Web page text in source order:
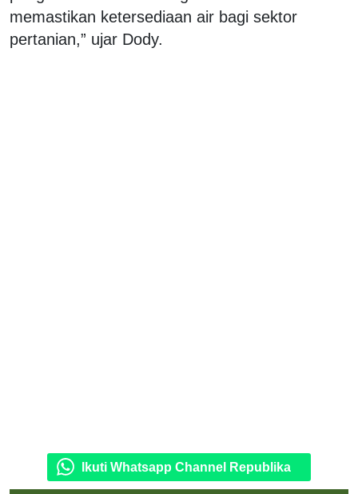
memastikan ketersediaan air bagi sektor
pertanian,” ujar Dody.
Ikuti Whatsapp Channel Republika